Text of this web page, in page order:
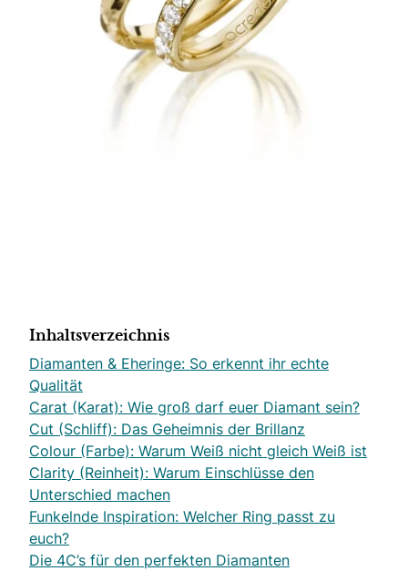
Inhaltsverzeichnis
Diamanten & Eheringe: So erkennt ihr echte
Qualität
Carat (Karat): Wie groß darf euer Diamant sein?
Cut (Schliff): Das Geheimnis der Brillanz
Colour (Farbe): Warum Weiß nicht gleich Weiß ist
Clarity (Reinheit): Warum Einschlüsse den
Unterschied machen
Funkelnde Inspiration: Welcher Ring passt zu
euch?
Die 4C’s für den perfekten Diamanten